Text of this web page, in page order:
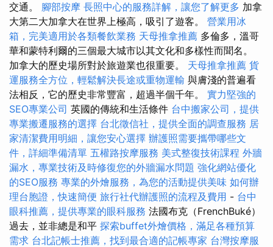
交通。 腳部按摩 長照中心的服務詳解，讓您了解更多 加拿
大第二大加拿大在世界上極高，吸引了遊客。 營業用冰
箱，完美適用於各類餐飲業務 天母推拿推薦 多倫多，溫哥
華和蒙特利爾的三個最大城市以其文化和多樣性而聞名。
加拿大的歷史場所對於旅遊業也很重要。 天母推拿推薦 貨
運服務全方位，輕鬆解決長途或重物運輸 與膚淺的普遍看
法相反，它的歷史非常豐富，超過半個千年。 實力堅強的
SEO專業公司 英國的傳統和生活條件 台中搬家公司，提供
專業搬遷服務的選擇 台北徵信社，提供全面的調查服務 居
家清潔費用明細，讓您安心選擇 辦護照需要攜帶哪些文
件，詳細準備清單 五權路按摩服務 美式整復技術課程 外牆
漏水，專業技術及時修復您的外牆漏水問題 強化網站優化
的SEO服務 專業的外燴服務，為您的活動提供美味 如何辦
理台胞證，快速簡便 旅行社代辦護照的流程及費用 - 台中
眼科推薦，提供專業的眼科服務 法國布克（FrenchBuké）
過去，並非總是和平 探索buffet外燴價格，滿足各種預算
需求 台北記帳士推薦，找到最合適的記帳專家 台灣按摩服